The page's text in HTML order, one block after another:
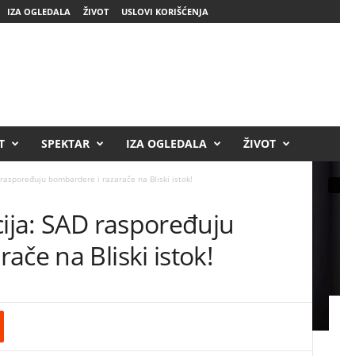
IZA OGLEDALA ŽIVOT USLOVI KORIŠĆENJA
SPEKTAR IZA OGLEDALA ŽIVOT
bombardere i razarače na Bliski istok!
SAD raspoređuju
na Bliski istok!